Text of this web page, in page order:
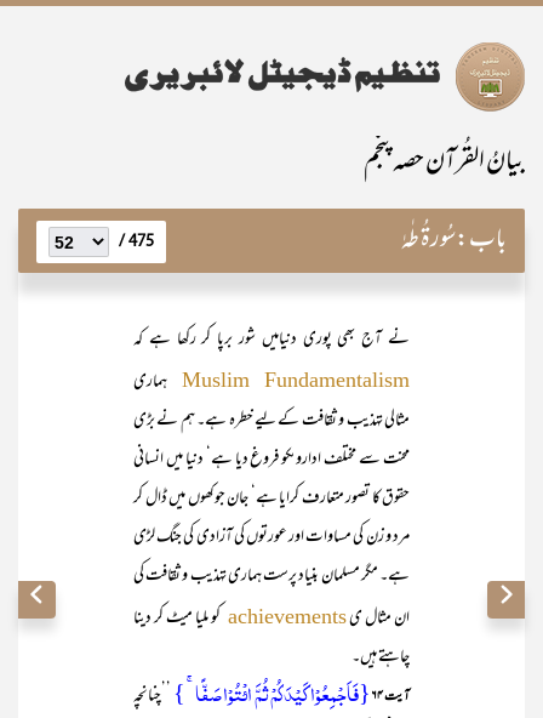
بیانُ القُرآن حصہ پنجم
باب:سُورۃُ طٰہٰ 475 /
نے آج بھی پوری دنیامیں شور برپا کر رکھا ہے کہ
Muslim Fundamentalism ہماری
مثالی تہذیب و ثقافت کے لیے خطرہ ہے۔ ہم نے بڑی
محنت سے مختلف اداروںکو فروغ دیا ہے‘ دنیا میں انسانی
حقوق کا تصور متعارف کرایا ہے‘ جان جوکھوں میں ڈال کر
مرد و زن کی مساوات اور عورتوں کی آزادی کی جنگ لڑی
ہے۔ مگر مسلمان بنیاد پرست ہماری تہذیب و ثقافت کی
ان مثال یachievements کو ملیا میٹ کر دینا
چاہتے ہیں۔
آیت ۶۴ {فَاَجۡمِعُوۡا کَیۡدَکُمۡ ثُمَّ ائۡتُوۡا صَفًّا ۚ } ’’چنانچہ